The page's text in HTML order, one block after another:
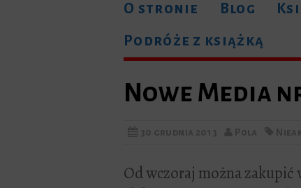
O stronie Blog
Podróże z książką
Nowe Media
Od wczoraj można zakupić